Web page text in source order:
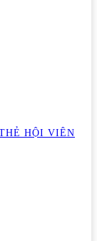
HỘI VIÊN